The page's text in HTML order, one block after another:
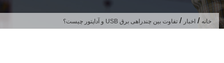
خانه/ اخبار/ تفاوت بین چندراهی برق USB و آداپتور چیست؟